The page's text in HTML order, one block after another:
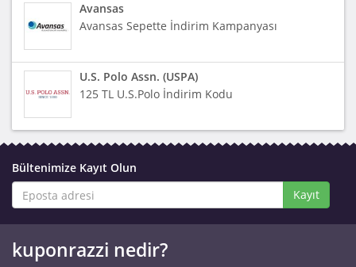
Avansas
Avansas Sepette İndirim Kampanyası
U.S. Polo Assn. (USPA)
125 TL U.S.Polo İndirim Kodu
Bültenimize Kayıt Olun
Kayıt
kuponrazzi nedir?